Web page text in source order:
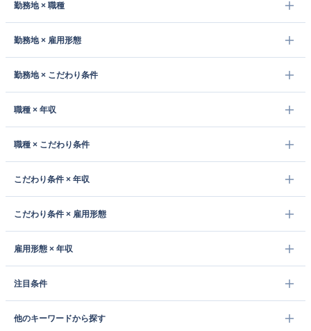
勤務地 × 職種
勤務地 × 雇用形態
勤務地 × こだわり条件
職種 × 年収
職種 × こだわり条件
こだわり条件 × 年収
こだわり条件 × 雇用形態
雇用形態 × 年収
注目条件
他のキーワードから探す